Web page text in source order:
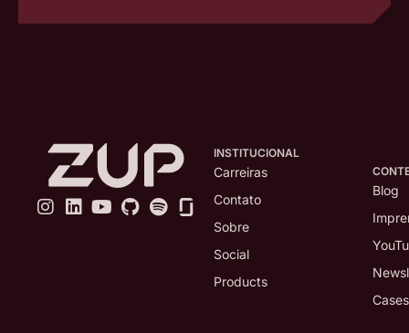
INSTITUCIONAL
Carreiras
Contato
Sobre
Social
Products
Blog
Cases